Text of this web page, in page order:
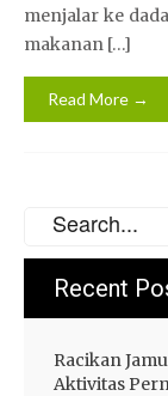
menjalar ke
makanan […]
Read More →
Recent
Racikan
Aktivitas